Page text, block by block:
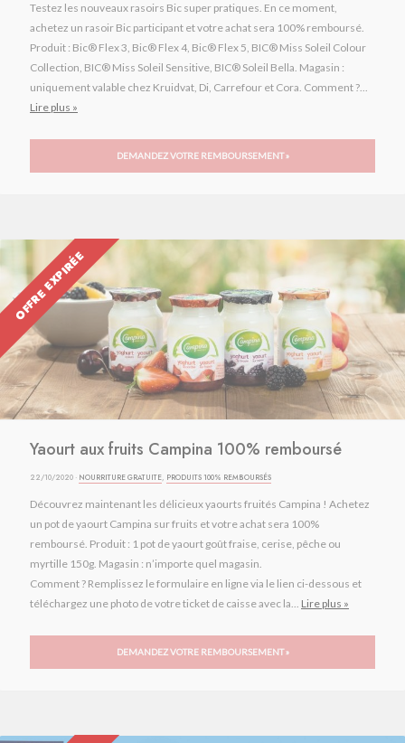
Testez les nouveaux rasoirs Bic super pratiques. En ce moment,
achetez un rasoir Bic participant et votre achat sera 100% remboursé.
Produit : Bic® Flex 3, Bic® Flex 4, Bic® Flex 5, BIC® Miss Soleil Colour
Collection, BIC® Miss Soleil Sensitive, BIC® Soleil Bella. Magasin :
uniquement valable chez Kruidvat, Di, Carrefour et Cora. Comment ?...
Lire plus »
DEMANDEZ VOTRE REMBOURSEMENT »
OFFRE EXPIRÉE
Yaourt aux fruits Campina 100% remboursé
22/10/2020 · NOURRITURE GRATUITE, PRODUITS 100% REMBOURSÉS
Découvrez maintenant les délicieux yaourts fruités Campina ! Achetez
un pot de yaourt Campina sur fruits et votre achat sera 100%
remboursé. Produit : 1 pot de yaourt goût fraise, cerise, pêche ou
myrtille 150g. Magasin : n’importe quel magasin.
Comment ? Remplissez le formulaire en ligne via le lien ci-dessous et
téléchargez une photo de votre ticket de caisse avec la... Lire plus »
DEMANDEZ VOTRE REMBOURSEMENT »